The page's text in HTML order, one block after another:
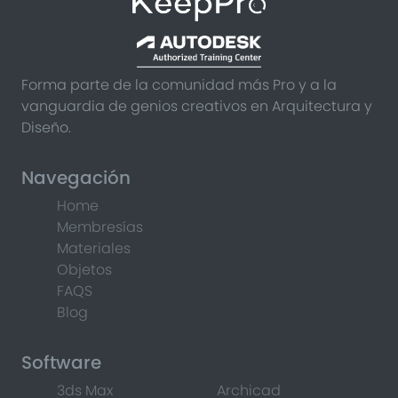
Forma parte de la comunidad más Pro y a la
vanguardia de genios creativos en Arquitectura y
Diseño.
Navegación
Home
Membresías
Materiales
Objetos
FAQS
Blog
Software
3ds Max Archicad